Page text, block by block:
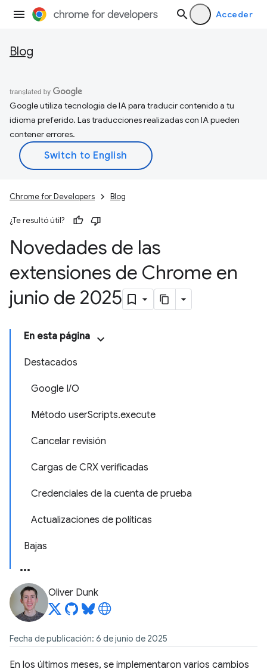
Acceder
Blog
Google utiliza tecnología de IA para traducir contenido a tu
idioma preferido. Las traducciones realizadas con IA pueden
contener errores.
Chrome for Developers Blog
¿Te resultó útil?
Novedades de las
extensiones de Chrome en
junio de 2025
En esta página
Destacados
Google I/O
Método userScripts.execute
Cancelar revisión
Cargas de CRX verificadas
Credenciales de la cuenta de prueba
Actualizaciones de políticas
Bajas
Oliver Dunk
Fecha de publicación: 6 de junio de 2025
En los últimos meses, se implementaron varios cambios